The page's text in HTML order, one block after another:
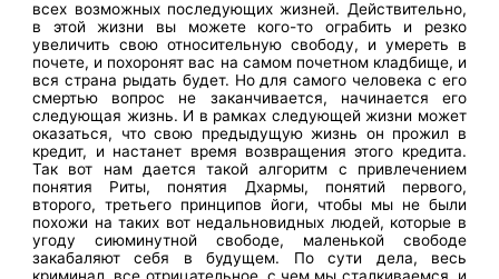
всех возможных последующих жизней. Действительно,
в этой жизни вы можете кого-то ограбить и резко
увеличить свою относительную свободу, и умереть в
почете, и похоронят вас на самом почетном кладбище, и
вся страна рыдать будет. Но для самого человека с его
смертью вопрос не заканчивается, начинается его
следующая жизнь. И в рамках следующей жизни может
оказаться, что свою предыдущую жизнь он прожил в
кредит, и настанет время возвращения этого кредита.
Так вот нам дается такой алгоритм с привлечением
понятия Риты, понятия Дхармы, понятий первого,
второго, третьего принципов йоги, чтобы мы не были
похожи на таких вот недальновидных людей, которые в
угоду сиюминутной свободе, маленькой свободе
закабаляют себя в будущем. По сути дела, весь
криминал, все отрицательное, с чем мы сталкиваемся, и